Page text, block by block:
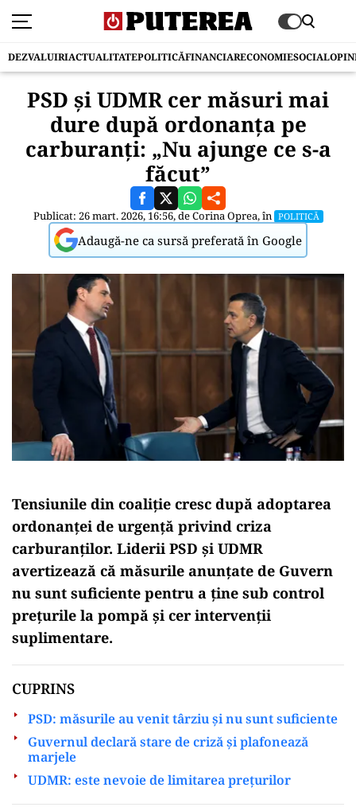
DEZVALUIRIACTUALITATEPOLITICĂFINANCIARECONOMIESOCIAL
PSD și UDMR cer măsuri mai
dure după ordonanța pe
carburanți: „Nu ajunge ce s-a
făcut”
Publicat: 26 mart. 2026, 16:56, deCorina Oprea, în POLITICĂ
Adaugă-ne ca sursă preferată în Google
Tensiunile din coaliție cresc după adoptarea
ordonanței de urgență privind criza
carburanților. Liderii PSD și UDMR
avertizează că măsurile anunțate de Guvern
nu sunt suficiente pentru a ține sub control
prețurile la pompă și cer intervenții
suplimentare.
CUPRINS
PSD: măsurile au venit târziu și nu sunt suficiente
Guvernul declară stare de criză și plafonează
marjele
UDMR: este nevoie de limitarea prețurilor